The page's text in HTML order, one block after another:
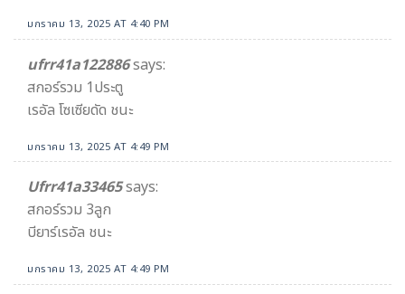
มกราคม 13, 2025 AT 4:40 PM
ufrr41a122886says:
สกอร์รวม 1ประตู
เรอัล โซเซียดัด ชนะ
มกราคม 13, 2025 AT 4:49 PM
Ufrr41a33465says:
สกอร์รวม 3ลูก
บียาร์เรอัล ชนะ
มกราคม 13, 2025 AT 4:49 PM